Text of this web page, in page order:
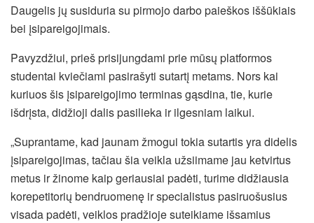
Daugelis jų susiduria su pirmojo darbo paieškos iššūkiais
bei įsipareigojimais.
Pavyzdžiui, prieš prisijungdami prie mūsų platformos
studentai kviečiami pasirašyti sutartį metams. Nors kai
kuriuos šis įsipareigojimo terminas gąsdina, tie, kurie
išdrįsta, didžioji dalis pasilieka ir ilgesniam laikui.
„Suprantame, kad jaunam žmogui tokia sutartis yra didelis
įsipareigojimas, tačiau šia veikla užsiimame jau ketvirtus
metus ir žinome kaip geriausiai padėti, turime didžiausia
korepetitorių bendruomenę ir specialistus pasiruošusius
visada padėti, veiklos pradžioje suteikiame išsamius